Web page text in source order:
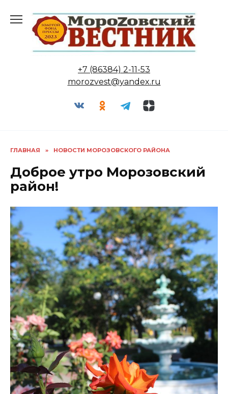
содержанию
+7 (86384) 2-11-53
morozvest@yandex.ru
ГЛАВНАЯ » НОВОСТИ МОРОЗОВСКОГО РАЙОНА
Доброе утро Морозовский
район!